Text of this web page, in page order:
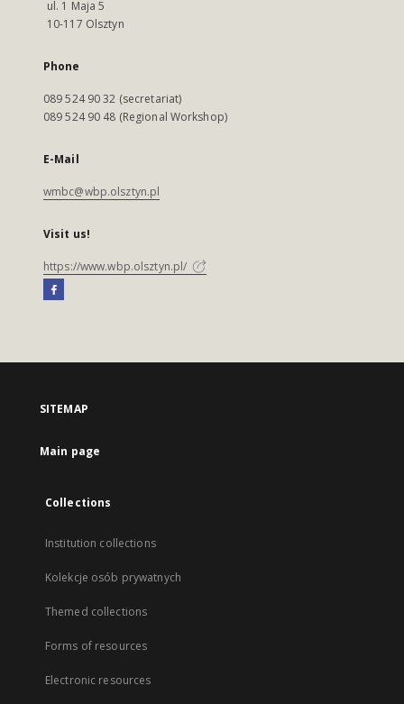
ul. 1 Maja 5
10-117 Olsztyn
Phone
089 524 90 32 (secretariat)
089 524 90 48 (Regional Workshop)
E-Mail
wmbc@wbp.olsztyn.pl
Visit us!
https://www.wbp.olsztyn.pl/
SITEMAP
Main page
Collections
Institution collections
Kolekcje osób prywatnych
Themed collections
Forms of resources
Electronic resources